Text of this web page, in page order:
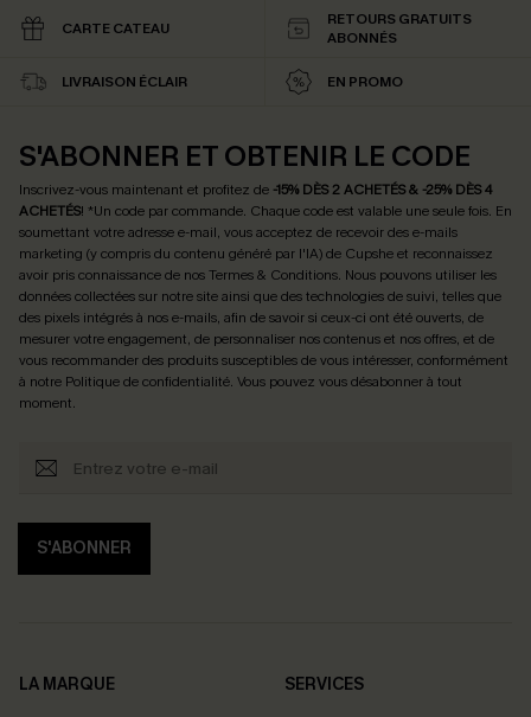
CARTE CATEAU
RETOURS GRATUITS
ABONNÉS
LIVRAISON ÉCLAIR EN PROMO
S'ABONNER ET OBTENIR LE CODE
Inscrivez-vous maintenant et profitez de -15% DÈS 2 ACHETÉS & -25% DÈS 4
ACHETÉS! *Un code par commande. Chaque code est valable une seule fois. En
soumettant votre adresse e-mail, vous acceptez de recevoir des e-mails
marketing (y compris du contenu généré par l'IA) de Cupshe et reconnaissez
avoir pris connaissance de nosTermes & Conditions. Nous pouvons utiliser les
données collectées sur notre site ainsi que des technologies de suivi, telles que
des pixels intégrés à nos e-mails, afin de savoir si ceux-ci ont été ouverts, de
mesurer votre engagement, de personnaliser nos contenus et nos offres, et de
vous recommander des produits susceptibles de vous intéresser, conformément
à notre Politique de confidentialité. Vous pouvez vous désabonner à tout
moment.
S'ABONNER
LA MARQUE
SERVICES